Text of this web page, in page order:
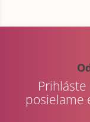
Z
posielame